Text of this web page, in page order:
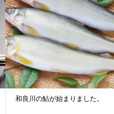
和良川の鮎が始まりました。